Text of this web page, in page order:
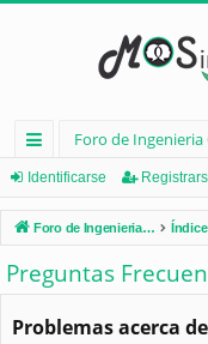
nl
ac
es
rá
pi
Foro de
Identificarse
Foro de Ingenieria Civil & Arquitectura
Preguntas
Problemas acerca